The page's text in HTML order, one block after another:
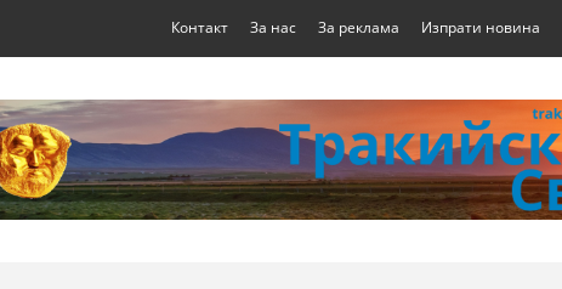
Контакт За нас За реклама Изпрати новина